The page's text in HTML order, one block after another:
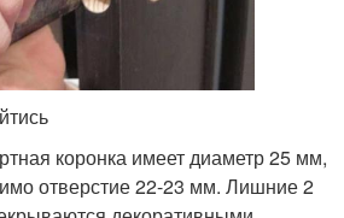
коронка имеет диаметр 25 мм,
отверстие 22-23 мм. Лишние 2